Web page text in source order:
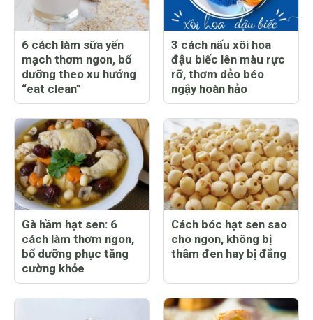
6 cách làm sữa yến
mạch thơm ngon, bổ
dưỡng theo xu hướng
“eat clean”
3 cách nấu xôi hoa
đậu biếc lên màu rực
rỡ, thơm dẻo béo
ngậy hoàn hảo
Gà hầm hạt sen: 6
cách làm thơm ngon,
bổ dưỡng phục tăng
cường khỏe
Cách bóc hạt sen sao
cho ngon, không bị
thâm đen hay bị đắng